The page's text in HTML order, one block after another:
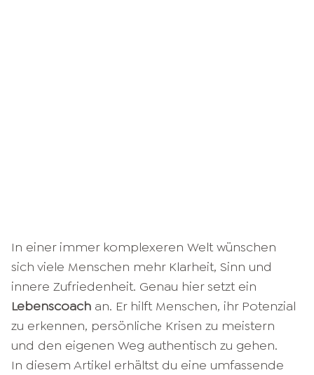
In einer immer komplexeren Welt wünschen
sich viele Menschen mehr Klarheit, Sinn und
innere Zufriedenheit. Genau hier setzt ein
Lebenscoach an. Er hilft Menschen, ihr Potenzial
zu erkennen, persönliche Krisen zu meistern
und den eigenen Weg authentisch zu gehen.
In diesem Artikel erhältst du eine umfassende